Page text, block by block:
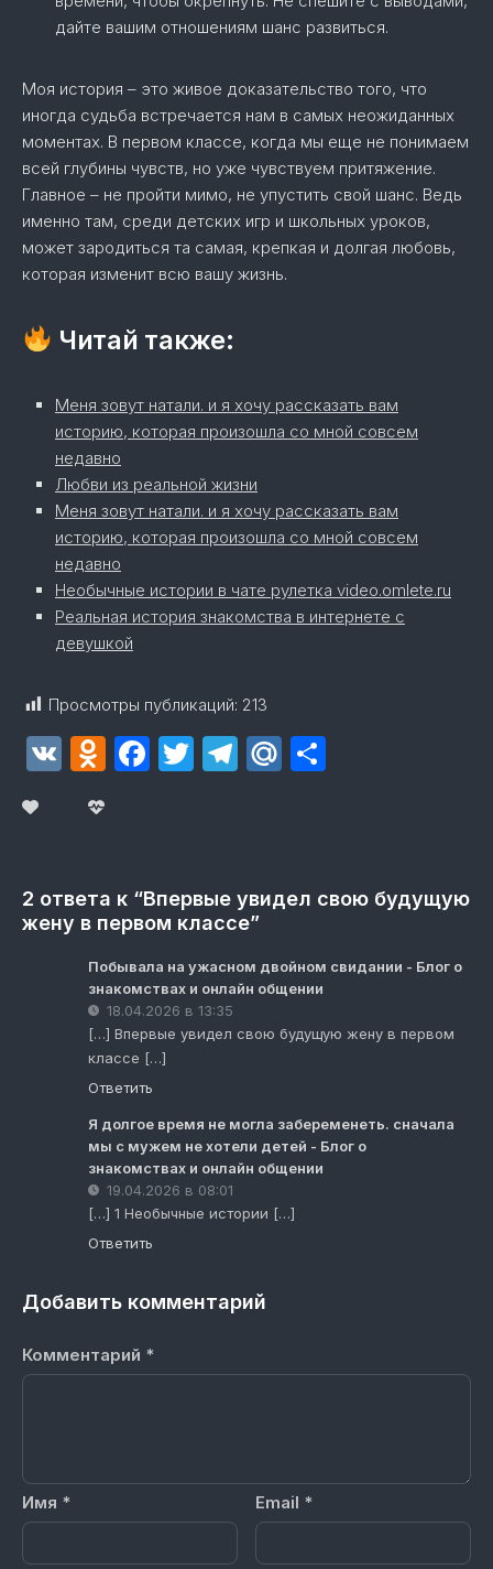
дайте вашим отношениям шанс развиться.
Моя история – это живое доказательство того, что
иногда судьба встречается нам в самых неожиданных
моментах. В первом классе, когда мы еще не понимаем
всей глубины чувств, но уже чувствуем притяжение.
Главное – не пройти мимо, не упустить свой шанс. Ведь
именно там, среди детских игр и школьных уроков,
может зародиться та самая, крепкая и долгая любовь,
которая изменит всю вашу жизнь.
Читай также:
Меня зовут натали. и я хочу рассказать вам
историю, которая произошла со мной совсем
недавно
Любви из реальной жизни
Меня зовут натали. и я хочу рассказать вам
историю, которая произошла со мной совсем
недавно
Необычные истории в чате рулетка video.omlete.ru
Реальная история знакомства в интернете с
девушкой
Просмотры публикаций: 213
VK Odnoklassniki
Facebook
Twitter
Telegram
Mail.Ru
2 ответа к “Впервые увидел свою будущую
жену в первом классе”
Побывала на ужасном двойном свидании - Блог о
знакомствах и онлайн общении
18.04.2026 в 13:35
[…] Впервые увидел свою будущую жену в первом
классе […]
Ответить
Я долгое время не могла забеременеть. сначала
мы с мужем не хотели детей - Блог о
знакомствах и онлайн общении
19.04.2026 в 08:01
[…] 1 Необычные истории […]
Ответить
Добавить комментарий
Комментарий *
Имя * Email *